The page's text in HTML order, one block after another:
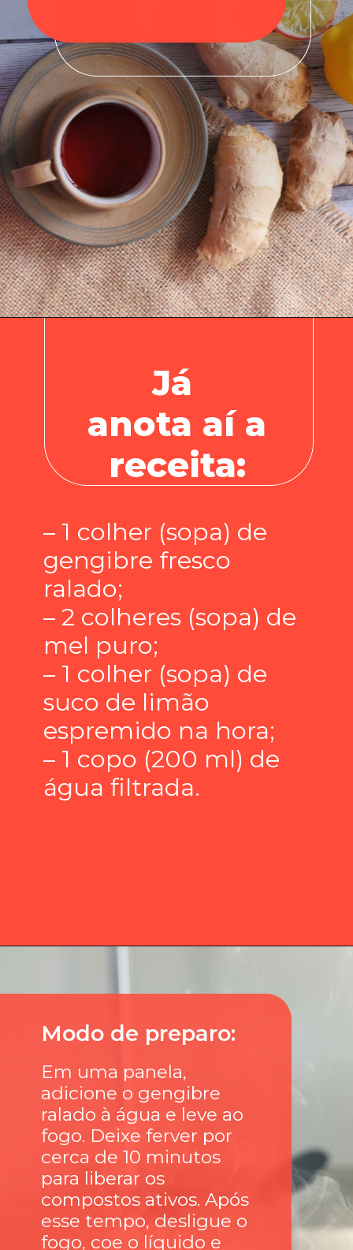
Já
anota aí a
receita:
– 1 colher (sopa) de
gengibre fresco
ralado;
– 2 colheres (sopa) de
mel puro;
– 1 colher (sopa) de
suco de limão
espremido na hora;
– 1 copo (200 ml) de
água filtrada.
Em uma panela,
adicione o gengibre
ralado à água e leve ao
fogo. Deixe ferver por
cerca de 10 minutos
para liberar os
compostos ativos. Após
esse tempo, desligue o
fogo, coe o líquido e
Modo de preparo: